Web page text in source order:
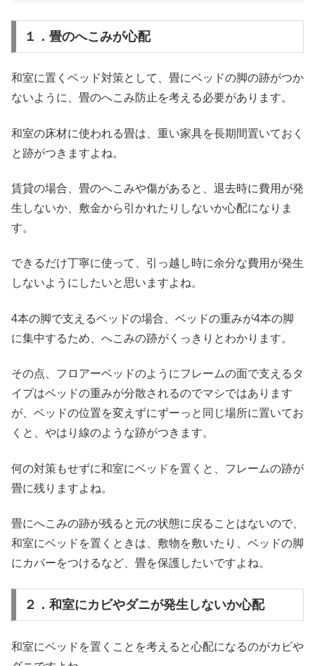
１．畳のへこみが心配
和室に置くベッド対策として、畳にベッドの脚の跡がつか
ないように、畳のへこみ防止を考える必要があります。
和室の床材に使われる畳は、重い家具を長期間置いておく
と跡がつきますよね。
賃貸の場合、畳のへこみや傷があると、退去時に費用が発
生しないか、敷金から引かれたりしないか心配になりま
す。
できるだけ丁寧に使って、引っ越し時に余分な費用が発生
しないようにしたいと思いますよね。
4本の脚で支えるベッドの場合、ベッドの重みが4本の脚
に集中するため、へこみの跡がくっきりとわかります。
その点、フロアーベッドのようにフレームの面で支えるタ
イプはベッドの重みが分散されるのでマシではあります
が、ベッドの位置を変えずにずーっと同じ場所に置いてお
くと、やはり線のような跡がつきます。
何の対策もせずに和室にベッドを置くと、フレームの跡が
畳に残りますよね。
畳にへこみの跡が残ると元の状態に戻ることはないので、
和室にベッドを置くときは、敷物を敷いたり、ベッドの脚
にカバーをつけるなど、畳を保護したいですよね。
２．和室にカビやダニが発生しないか心配
和室にベッドを置くことを考えると心配になるのがカビや